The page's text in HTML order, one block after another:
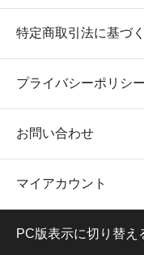
特定商取引法に基づ
プライバシーポリシー
お問い合わせ
マイアカウント
PC版表示に切り替え